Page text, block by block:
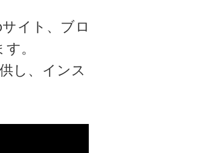
イト、ブロ
。
し、インス